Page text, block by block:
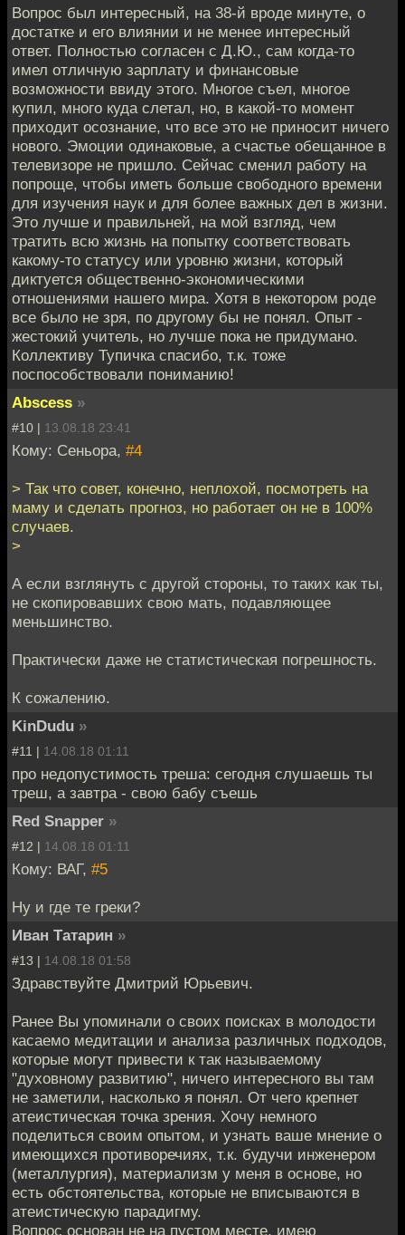
Вопрос был интересный, на 38-й вроде минуте, о
достатке и его влиянии и не менее интересный
ответ. Полностью согласен с Д.Ю., сам когда-то
имел отличную зарплату и финансовые
возможности ввиду этого. Многое съел, многое
купил, много куда слетал, но, в какой-то момент
приходит осознание, что все это не приносит ничего
нового. Эмоции одинаковые, а счастье обещанное в
телевизоре не пришло. Сейчас сменил работу на
попроще, чтобы иметь больше свободного времени
для изучения наук и для более важных дел в жизни.
Это лучше и правильней, на мой взгляд, чем
тратить всю жизнь на попытку соответствовать
какому-то статусу или уровню жизни, который
диктуется общественно-экономическими
отношениями нашего мира. Хотя в некотором роде
все было не зря, по другому бы не понял. Опыт -
жестокий учитель, но лучше пока не придумано.
Коллективу Тупичка спасибо, т.к. тоже
поспособствовали пониманию!
Abscess »
#10 | 13.08.18 23:41
Кому: Сеньора, #4
> Так что совет, конечно, неплохой, посмотреть на
маму и сделать прогноз, но работает он не в 100%
случаев.
>
А если взглянуть с другой стороны, то таких как ты,
не скопировавших свою мать, подавляющее
меньшинство.
Практически даже не статистическая погрешность.
К сожалению.
KinDudu »
#11 | 14.08.18 01:11
про недопустимость треша: сегодня слушаешь ты
треш, а завтра - свою бабу съешь
Red Snapper »
#12 | 14.08.18 01:11
Кому: ВАГ, #5
Ну и где те греки?
Иван Татарин »
#13 | 14.08.18 01:58
Здравствуйте Дмитрий Юрьевич.
Ранее Вы упоминали о своих поисках в молодости
касаемо медитации и анализа различных подходов,
которые могут привести к так называемому
"духовному развитию", ничего интересного вы там
не заметили, насколько я понял. От чего крепнет
атеистическая точка зрения. Хочу немного
поделиться своим опытом, и узнать ваше мнение о
имеющихся противоречиях, т.к. будучи инженером
(металлургия), материализм у меня в основе, но
есть обстоятельства, которые не вписываются в
атеистическую парадигму.
Вопрос основан не на пустом месте, имею